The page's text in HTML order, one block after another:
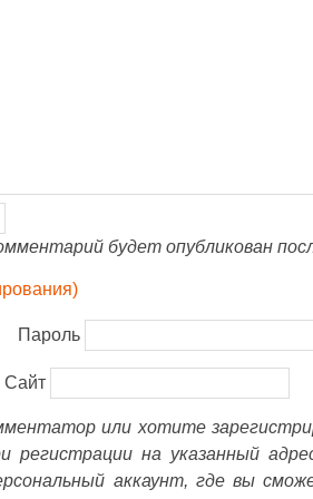
будет опубликован
Пароль
Сайт
или хотите
регистрации на указанный
аккаунт, где вы